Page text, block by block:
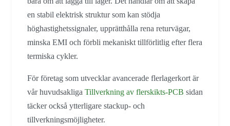
en stabil elektrisk struktur som kan stödja
höghastighetssignaler, upprätthålla rena returvägar,
minska EMI och förbli mekaniskt tillförlitlig efter flera
termiska cykler.
För företag som utvecklar avancerade flerlagerkort är
vår huvudsakliga Tillverkning av flerskikts-PCB sidan
täcker också ytterligare stackup- och
tillverkningsmöjligheter.